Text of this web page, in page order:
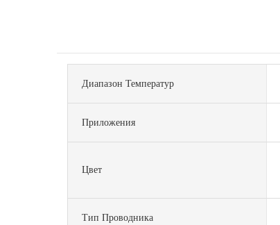
Диапазон Температур
Приложения
Цвет
Тип Проводника